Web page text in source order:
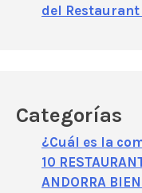
del Restaurant
Categorías
¿Cuál es la
10
ANDORRA